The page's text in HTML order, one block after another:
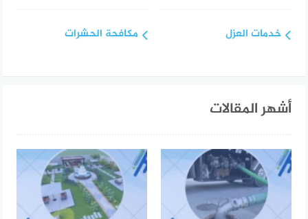
خدمات العزل مكافحة الحشرات
أشهر المقالات